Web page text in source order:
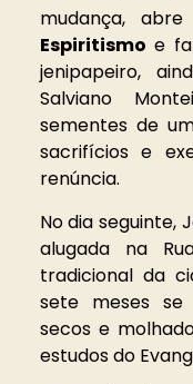
mudança, abre
Espiritismo e
jenipapeiro,
Salviano
sementes de
sacrifícios e
renúncia.
No dia seguinte,
alugada na
tradicional da
sete meses
secos e
estudos do